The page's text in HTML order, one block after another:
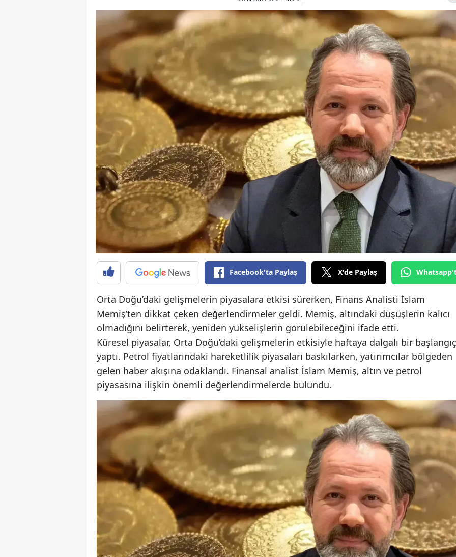
Bitlis
Bolu
Burdur
Bursa
Çanakkale
Çankırı
Çorum
Denizli
Diyarbakır
Edirne
Elazığ
Erzincan
Erzurum
Eskişehir
Gaziantep
Giresun
Gümüşhane
Hakkari
Mersin
İstanbul
İzmir
Kars
Kastamonu
Kayseri
Facebook'ta Paylaş X'de Paylaş
Orta Doğu’daki gelişmelerin piyasalara etkisi sürerken, Finans Analisti İslam
Memiş’ten dikkat çeken değerlendirmeler geldi. Memiş, altındaki düşüşlerin kalıcı
olmadığını belirterek, yeniden yükselişlerin görülebileceğini ifade etti.
Küresel piyasalar, Orta Doğu’daki gelişmelerin etkisiyle haftaya dalgalı bir başlangıç
yaptı. Petrol fiyatlarındaki hareketlilik piyasaları baskılarken, yatırımcılar bölgeden
gelen haber akışına odaklandı. Finansal analist İslam Memiş, altın ve petrol
piyasasına ilişkin önemli değerlendirmelerde bulundu.